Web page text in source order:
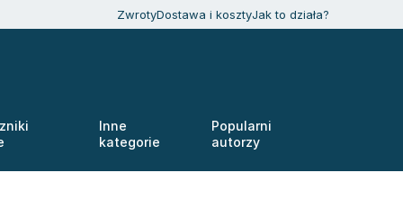
ZwrotyDostawa i kosztyJak to działa?
Inne
kategorie
Popularni
autorzy